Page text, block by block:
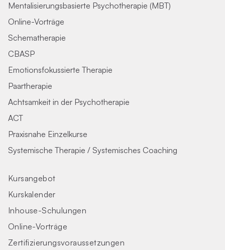
Mentalisierungsbasierte Psychotherapie (MBT)
Online-Vorträge
Schematherapie
CBASP
Emotionsfokussierte Therapie
Paartherapie
Achtsamkeit in der Psychotherapie
ACT
Praxisnahe Einzelkurse
Systemische Therapie / Systemisches Coaching
Kursangebot
Kurskalender
Inhouse-Schulungen
Online-Vorträge
Zertifizierungs­voraus­setzungen